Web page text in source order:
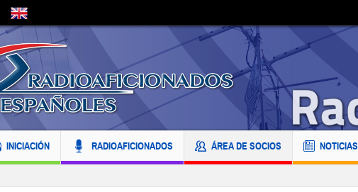
INICIACIÓN RADIOAFICIONADOS ÁREA DE SOCIOS NOTICIAS